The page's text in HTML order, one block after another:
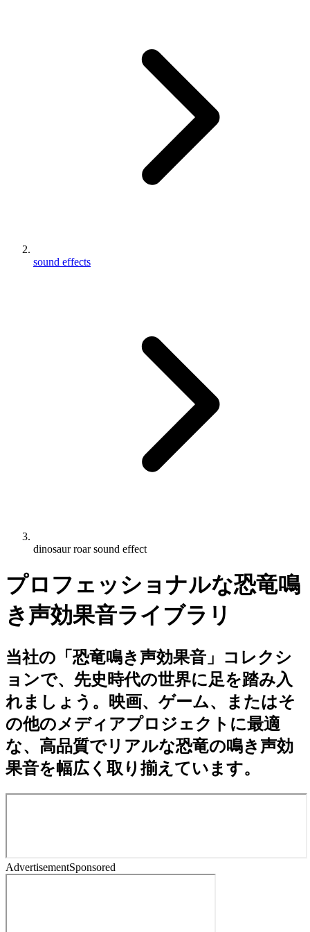
sound effects
dinosaur roar sound effect
プロフェッショナルな恐竜鳴
き声効果音ライブラリ
当社の「恐竜鳴き声効果音」コレクシ
ョンで、先史時代の世界に足を踏み入
れましょう。映画、ゲーム、またはそ
の他のメディアプロジェクトに最適
な、高品質でリアルな恐竜の鳴き声効
果音を幅広く取り揃えています。
AdvertisementSponsored